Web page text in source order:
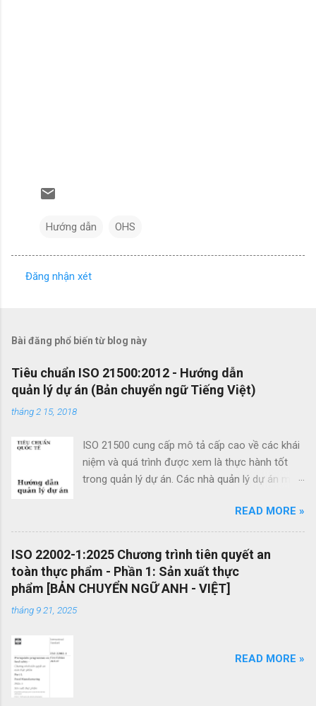
Hướng dẫn OHS
x
é
t
Đăng nhận xét
Bài đăng phổ biến từ blog này
Tiêu chuẩn ISO 21500:2012 - Hướng dẫn
quản lý dự án (Bản chuyển ngữ Tiếng Việt)
tháng 2 15, 2018
ISO 21500 cung cấp mô tả cấp cao về các khái
niệm và quá trình được xem là thực hành tốt
trong quản lý dự án. Các nhà quản lý dự án mới
nghiệm có thể sử dụng hướng dẫn quản lý dự
án theo tiêu chuẩn này để cải thiện thành công
của dự án và đạt được kết quả kinh doanh. Các
lợi ích của ISO 21500 bao gồm: Khuyến khích
chuyển giao kiến ​​thức giữa các dự án và giữa
các tổ chức nhằm nâng cao chất lượng dự án
nhân viên quản lý dự án và khả năng làm việc
READ MORE »
ISO 22002-1:2025 Chương trình tiên quyết an
toàn thực phẩm - Phần 1: Sản xuất thực
phẩm [BẢN CHUYỂN NGỮ ANH - VIỆT]
tháng 9 21, 2025
READ MORE »